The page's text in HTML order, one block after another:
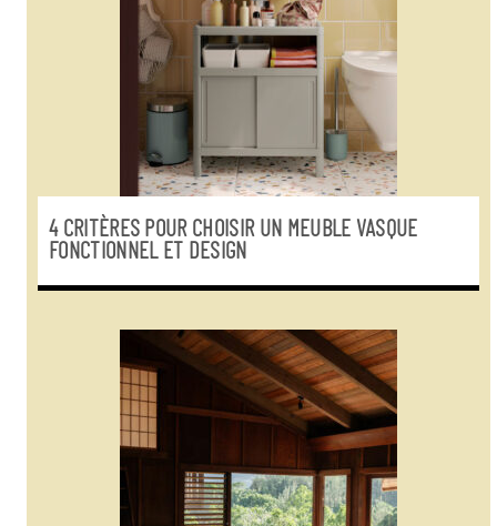
4 CRITÈRES POUR CHOISIR UN MEUBLE VASQUE
FONCTIONNEL ET DESIGN